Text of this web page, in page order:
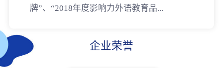
牌”、“2018年度影响力外语教育品...
企业荣誉